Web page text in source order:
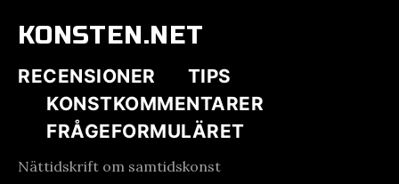
KONSTEN.NET
RECENSIONER
TIPS
KONSTKOMMENTARER
FRÅGEFORMULÄRET
Nättidskrift om samtidskonst